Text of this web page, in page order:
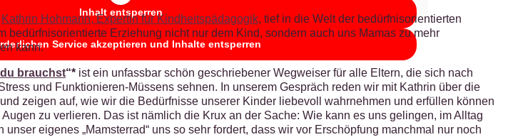
Inhalt entsperren
Service akzeptieren und Inhalte entsperren
Kathrin Hohmann, Expertin für Kindheitspädagogik, tief in die Welt der bedürfnisorientierten
bedürfnisorientierte Erziehung nicht nur dem Kind, sondern auch uns Mamas zu mehr
kann.
du brauchst“* ist ein unfassbar schön geschriebener Wegweiser für alle Eltern, die sich nach
und Funktionieren-Müssens sehnen. In unserem Gespräch reden wir mit Kathrin über die
zeigen auf, wie wir die Bedürfnisse unserer Kinder liebevoll wahrnehmen und erfüllen können
zu verlieren. Das ist nämlich die Krux an der Sache: Wie kann es uns gelingen, im Alltag
eigenes „Mamsterrad“ uns so sehr fordert, dass wir vor Erschöpfung manchmal nur noch